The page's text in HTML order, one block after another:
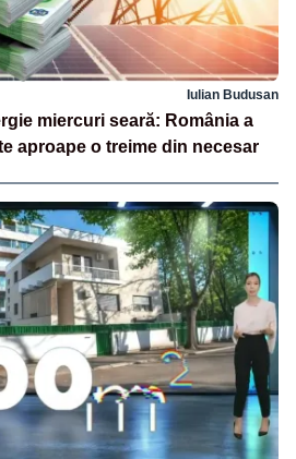
Iulian Budusan
miercuri seară: România a
aproape o treime din necesar